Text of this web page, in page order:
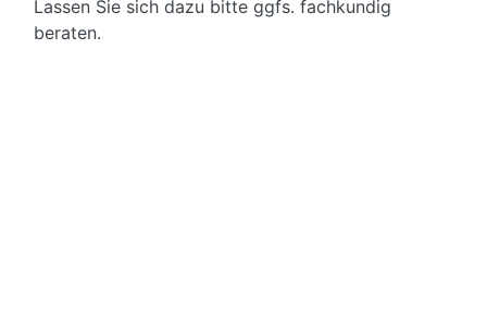
Lassen Sie sich dazu bitte ggfs. fachkundig
beraten.